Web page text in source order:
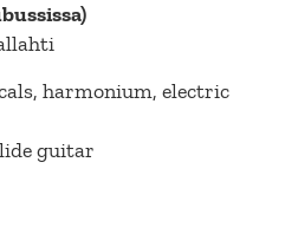
harmonium, electric
guitar